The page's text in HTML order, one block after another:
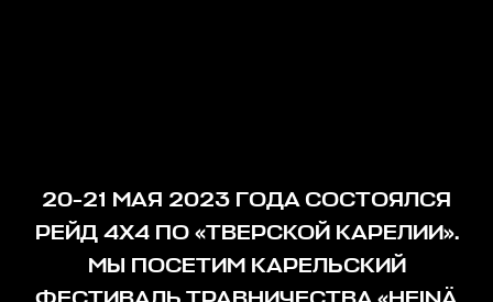
20-21 МАЯ 2023 ГОДА СОСТОЯЛСЯ
РЕЙД 4Х4 ПО «ТВЕРСКОЙ КАРЕЛИИ».
МЫ ПОСЕТИМ КАРЕЛЬСКИЙ